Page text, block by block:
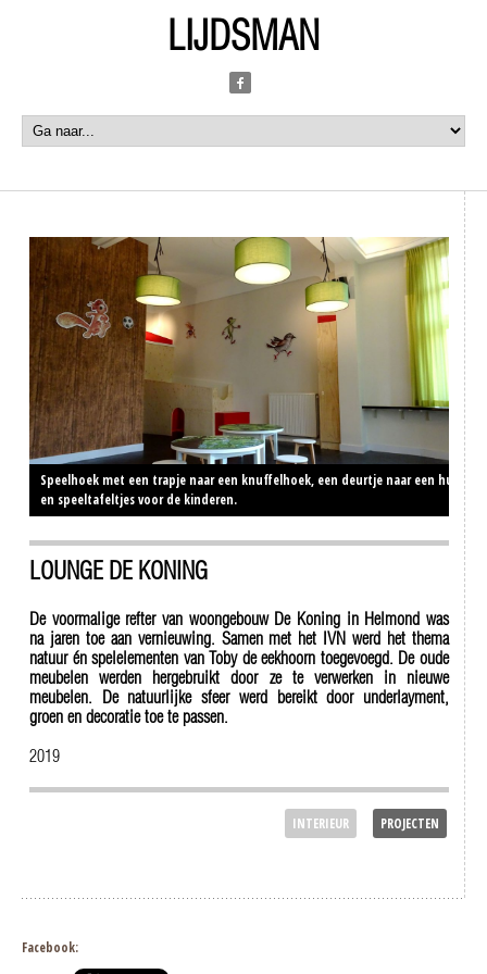
LIJDSMAN
Speelhoek met een trapje naar een knuffelhoek, een deurtje naar een hut
en speeltafeltjes voor de kinderen.
LOUNGE DE KONING
De voormalige refter van woongebouw De Koning in Helmond was
na jaren toe aan vernieuwing. Samen met het IVN werd het thema
natuur én spelelementen van Toby de eekhoorn toegevoegd. De oude
meubelen werden hergebruikt door ze te verwerken in nieuwe
meubelen. De natuurlijke sfeer werd bereikt door underlayment,
groen en decoratie toe te passen.
2019
INTERIEUR PROJECTEN
Facebook: